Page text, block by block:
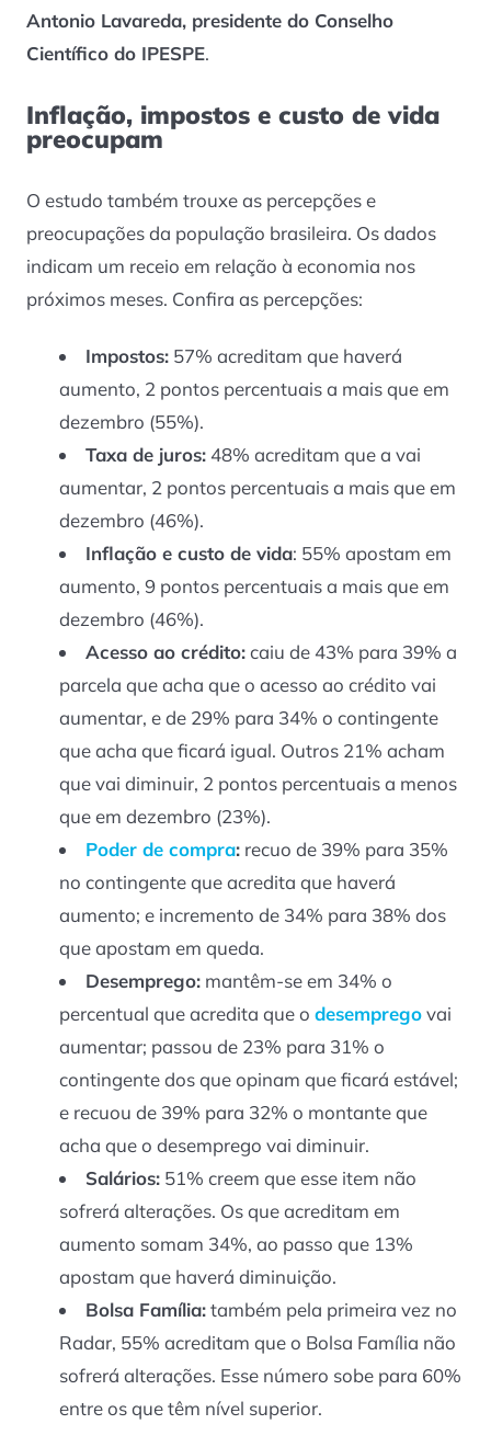
Antonio Lavareda, presidente do Conselho
Científico do IPESPE.
Inflação, impostos e custo de vida
preocupam
O estudo também trouxe as percepções e
preocupações da população brasileira. Os dados
indicam um receio em relação à economia nos
próximos meses. Confira as percepções:
Impostos:57% acreditam que haverá
aumento, 2 pontos percentuais a mais que em
dezembro (55%).
Taxa de juros:48% acreditam que a vai
aumentar, 2 pontos percentuais a mais que em
dezembro (46%).
Inflação e custo de vida: 55% apostam em
aumento, 9 pontos percentuais a mais que em
dezembro (46%).
Acesso ao crédito:caiu de 43% para 39% a
parcela que acha que o acesso ao crédito vai
aumentar, e de 29% para 34% o contingente
que acha que ficará igual. Outros 21% acham
que vai diminuir, 2 pontos percentuais a menos
que em dezembro (23%).
Poder de compra:recuo de 39% para 35%
no contingente que acredita que haverá
aumento; e incremento de 34% para 38% dos
que apostam em queda.
Desemprego:mantêm-se em 34% o
percentual que acredita que odesempregovai
aumentar; passou de 23% para 31% o
contingente dos que opinam que ficará estável;
e recuou de 39% para 32% o montante que
acha que o desemprego vai diminuir.
Salários:51% creem que esse item não
sofrerá alterações. Os que acreditam em
aumento somam 34%, ao passo que 13%
apostam que haverá diminuição.
Bolsa Família:também pela primeira vez no
Radar, 55% acreditam que o Bolsa Família não
sofrerá alterações. Esse número sobe para 60%
entre os que têm nível superior.